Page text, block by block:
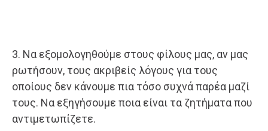
3. Να εξομολογηθούμε στους φίλους μας, αν μας
ρωτήσουν, τους ακριβείς λόγους για τους
οποίους δεν κάνουμε πια τόσο συχνά παρέα μαζί
τους. Να εξηγήσουμε ποια είναι τα ζητήματα που
αντιμετωπίζετε.